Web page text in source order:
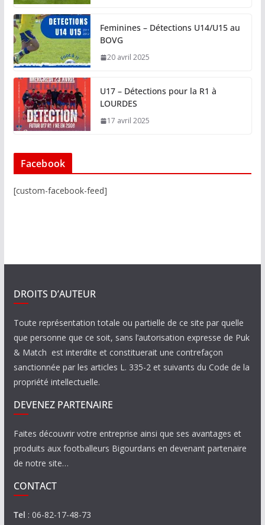
Feminines – Détections U14/U15 au
BOVG
20 avril 2025
U17 – Détections pour la R1 à
LOURDES
17 avril 2025
Facebook
[custom-facebook-feed]
DROITS D’AUTEUR
Toute représentation totale ou partielle de ce site par quelle
que personne que ce soit, sans l’autorisation expresse de Puk
& Match est interdite et constituerait une contrefaçon
sanctionnée par les articles L. 335-2 et suivants du Code de la
propriété intellectuelle.
DEVENEZ PARTENAIRE
Faites découvrir votre entreprise ainsi que ses avantages et
produits aux footballeurs Bigourdans en devenant partenaire
de notre site…
CONTACT
Tel : 06-82-17-48-73